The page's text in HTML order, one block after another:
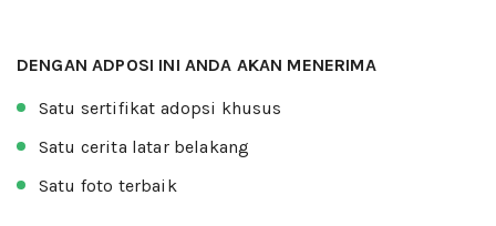
DENGAN ADPOSI INI ANDA AKAN MENERIMA
Satu sertifikat adopsi khusus
Satu cerita latar belakang
Satu foto terbaik